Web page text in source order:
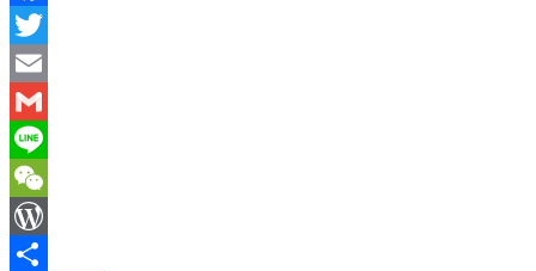
Facebook
Twitter
Email
Gmail
Line
WeChat
WordPress